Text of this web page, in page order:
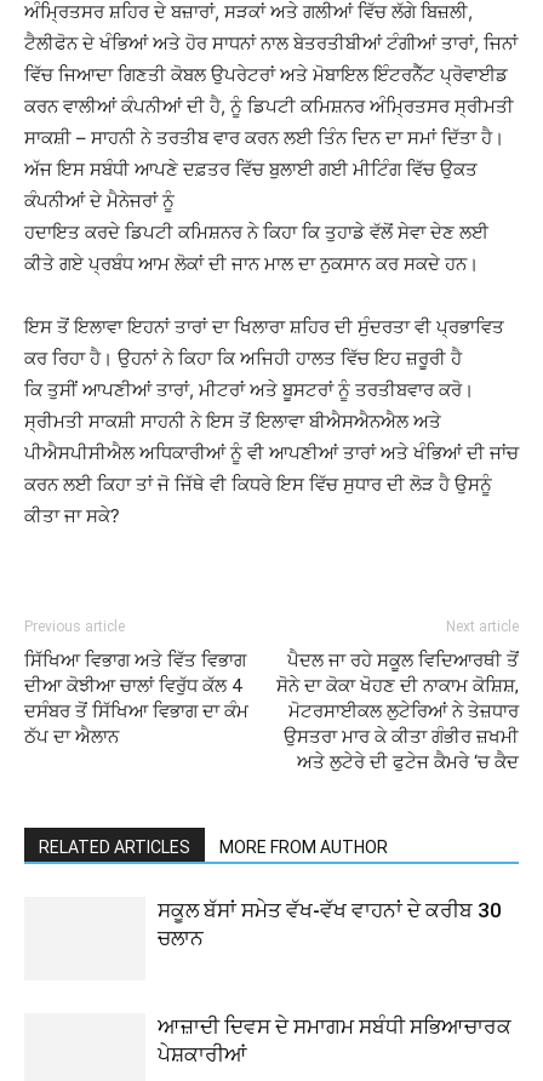
ਅੰਮ੍ਰਿਤਸਰ ਸ਼ਹਿਰ ਦੇ ਬਜ਼ਾਰਾਂ, ਸੜਕਾਂ ਅਤੇ ਗਲੀਆਂ ਵਿੱਚ ਲੱਗੇ ਬਿਜ਼ਲੀ,
ਟੈਲੀਫੋਨ ਦੇ ਖੰਭਿਆਂ ਅਤੇ ਹੋਰ ਸਾਧਨਾਂ ਨਾਲ ਬੇਤਰਤੀਬੀਆਂ ਟੰਗੀਆਂ ਤਾਰਾਂ, ਜਿਨਾਂ
ਵਿੱਚ ਜਿਆਦਾ ਗਿਣਤੀ ਕੋਬਲ ਉਪਰੇਟਰਾਂ ਅਤੇ ਮੋਬਾਇਲ ਇੰਟਰਨੈੱਟ ਪ੍ਰੋਵਾਈਡ
ਕਰਨ ਵਾਲੀਆਂ ਕੰਪਨੀਆਂ ਦੀ ਹੈ, ਨੂੰ ਡਿਪਟੀ ਕਮਿਸ਼ਨਰ ਅੰਮ੍ਰਿਤਸਰ ਸ੍ਰੀਮਤੀ
ਸਾਕਸ਼ੀ – ਸਾਹਨੀ ਨੇ ਤਰਤੀਬ ਵਾਰ ਕਰਨ ਲਈ ਤਿੰਨ ਦਿਨ ਦਾ ਸਮਾਂ ਦਿੱਤਾ ਹੈ।
ਅੱਜ ਇਸ ਸਬੰਧੀ ਆਪਣੇ ਦਫ਼ਤਰ ਵਿੱਚ ਬੁਲਾਈ ਗਈ ਮੀਟਿੰਗ ਵਿੱਚ ਉਕਤ
ਕੰਪਨੀਆਂ ਦੇ ਮੈਨੇਜਰਾਂ ਨੂੰ
ਹਦਾਇਤ ਕਰਦੇ ਡਿਪਟੀ ਕਮਿਸ਼ਨਰ ਨੇ ਕਿਹਾ ਕਿ ਤੁਹਾਡੇ ਵੱਲੋਂ ਸੇਵਾ ਦੇਣ ਲਈ
ਕੀਤੇ ਗਏ ਪ੍ਰਬੰਧ ਆਮ ਲੋਕਾਂ ਦੀ ਜਾਨ ਮਾਲ ਦਾ ਨੁਕਸਾਨ ਕਰ ਸਕਦੇ ਹਨ।
ਇਸ ਤੋਂ ਇਲਾਵਾ ਇਹਨਾਂ ਤਾਰਾਂ ਦਾ ਖਿਲਾਰਾ ਸ਼ਹਿਰ ਦੀ ਸੁੰਦਰਤਾ ਵੀ ਪ੍ਰਭਾਵਿਤ
ਕਰ ਰਿਹਾ ਹੈ। ਉਹਨਾਂ ਨੇ ਕਿਹਾ ਕਿ ਅਜਿਹੀ ਹਾਲਤ ਵਿੱਚ ਇਹ ਜ਼ਰੂਰੀ ਹੈ
ਕਿ ਤੁਸੀਂ ਆਪਣੀਆਂ ਤਾਰਾਂ, ਮੀਟਰਾਂ ਅਤੇ ਬੂਸਟਰਾਂ ਨੂੰ ਤਰਤੀਬਵਾਰ ਕਰੋ।
ਸ੍ਰੀਮਤੀ ਸਾਕਸ਼ੀ ਸਾਹਨੀ ਨੇ ਇਸ ਤੋਂ ਇਲਾਵਾ ਬੀਐਸਐਨਐਲ ਅਤੇ
ਪੀਐਸਪੀਸੀਐਲ ਅਧਿਕਾਰੀਆਂ ਨੂੰ ਵੀ ਆਪਣੀਆਂ ਤਾਰਾਂ ਅਤੇ ਖੰਭਿਆਂ ਦੀ ਜਾਂਚ
ਕਰਨ ਲਈ ਕਿਹਾ ਤਾਂ ਜੋ ਜਿੱਥੇ ਵੀ ਕਿਧਰੇ ਇਸ ਵਿੱਚ ਸੁਧਾਰ ਦੀ ਲੋੜ ਹੈ ਉਸਨੂੰ
ਕੀਤਾ ਜਾ ਸਕੇ?
Previous article
ਸਿੱਖਿਆ ਵਿਭਾਗ ਅਤੇ ਵਿੱਤ ਵਿਭਾਗ
ਦੀਆ ਕੋਝੀਆ ਚਾਲਾਂ ਵਿਰੁੱਧ ਕੱਲ 4
ਦਸੰਬਰ ਤੋਂ ਸਿੱਖਿਆ ਵਿਭਾਗ ਦਾ ਕੰਮ
ਠੱਪ ਦਾ ਐਲਾਨ
Next article
ਪੈਦਲ ਜਾ ਰਹੇ ਸਕੂਲ ਵਿਦਿਆਰਥੀ ਤੋਂ
ਸੋਨੇ ਦਾ ਕੋਕਾ ਖੋਹਣ ਦੀ ਨਾਕਾਮ ਕੋਸ਼ਿਸ਼,
ਮੋਟਰਸਾਈਕਲ ਲੁਟੇਰਿਆਂ ਨੇ ਤੇਜ਼ਧਾਰ
ਉਸਤਰਾ ਮਾਰ ਕੇ ਕੀਤਾ ਗੰਭੀਰ ਜ਼ਖਮੀ
ਅਤੇ ਲੁਟੇਰੇ ਦੀ ਫੁਟੇਜ ਕੈਮਰੇ ‘ਚ ਕੈਦ
RELATED ARTICLES MORE FROM AUTHOR
ਸਕੂਲ ਬੱਸਾਂ ਸਮੇਤ ਵੱਖ-ਵੱਖ ਵਾਹਨਾਂ ਦੇ ਕਰੀਬ 30
ਚਲਾਨ
ਆਜ਼ਾਦੀ ਦਿਵਸ ਦੇ ਸਮਾਗਮ ਸਬੰਧੀ ਸਭਿਆਚਾਰਕ
ਪੇਸ਼ਕਾਰੀਆਂ